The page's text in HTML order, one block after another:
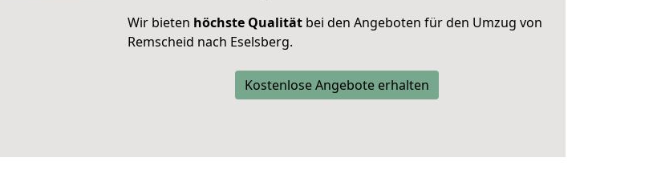
Wir bieten höchste Qualität bei den Angeboten für den Umzug von
Remscheid nach Eselsberg.
Kostenlose Angebote erhalten